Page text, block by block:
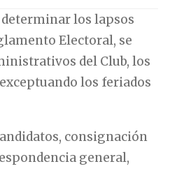
determinar los lapsos
Electoral, se
del Club, los
los feriados
consignación
general,